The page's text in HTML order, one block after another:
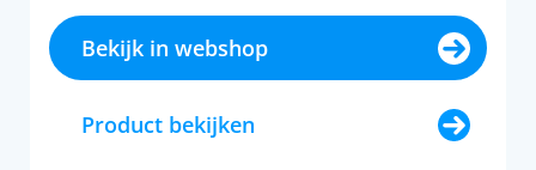
Bekijk in webshop
Product bekijken